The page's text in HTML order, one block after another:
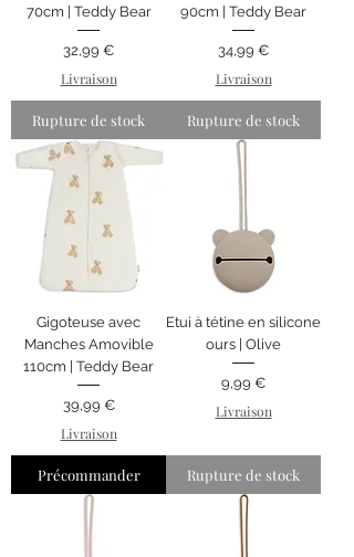
70cm | Teddy Bear
Prix
32,99 €
Livraison
Rupture de stock
90cm | Teddy Bear
Prix
34,99 €
Livraison
Rupture de stock
Gigoteuse avec
Manches Amovible
110cm | Teddy Bear
Prix
39,99 €
Livraison
Précommander
Etui à tétine en silicone
ours | Olive
Prix
9,99 €
Livraison
Rupture de stock